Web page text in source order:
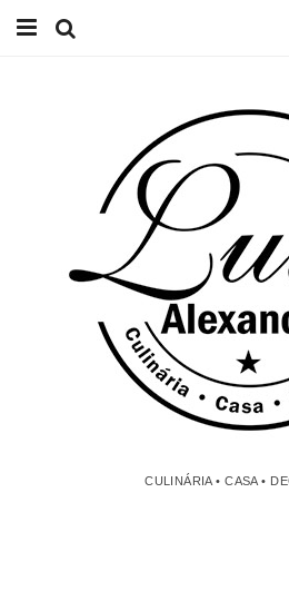
CULINÁRIA • CASA •